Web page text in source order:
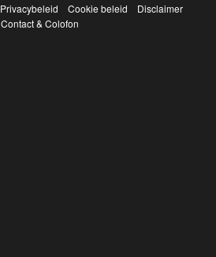
Privacybeleid Cookie beleid
Disclaimer
Contact & Colofon